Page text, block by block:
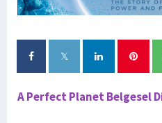
A Perfect Planet Belgesel